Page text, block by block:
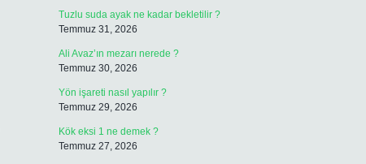
Tuzlu suda ayak ne kadar bekletilir ?
Temmuz 31, 2026
Ali Avaz’ın mezarı nerede ?
Temmuz 30, 2026
Yön işareti nasıl yapılır ?
Temmuz 29, 2026
Kök eksi 1 ne demek ?
Temmuz 27, 2026